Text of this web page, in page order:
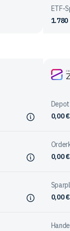
ETF-
1.780
0,00 €
0,00 €
0,00 €